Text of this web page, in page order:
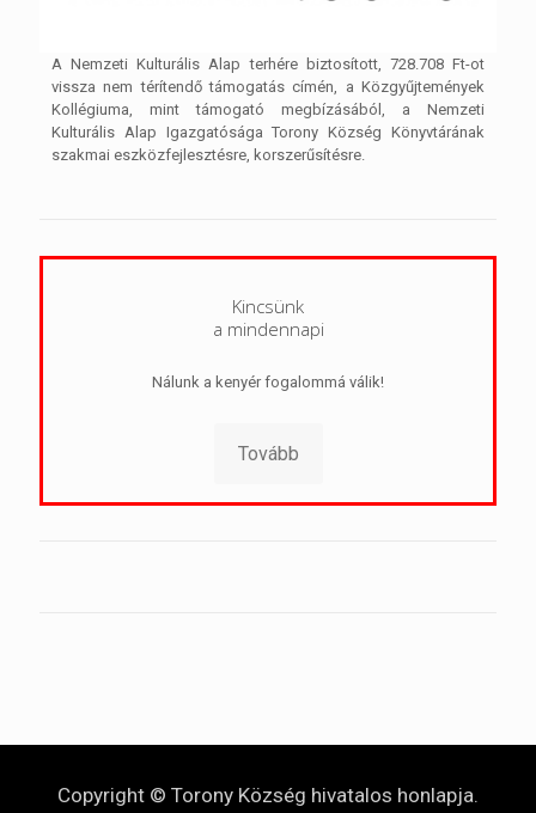
A Nemzeti Kulturális Alap terhére biztosított, 728.708 Ft-ot
vissza nem térítendő támogatás címén, a Közgyűjtemények
Kollégiuma, mint támogató megbízásából, a Nemzeti
Kulturális Alap Igazgatósága Torony Község Könyvtárának
szakmai eszközfejlesztésre, korszerűsítésre.
Kincsünk
a mindennapi
Nálunk a kenyér fogalommá válik!
Tovább
Copyright © Torony Község hivatalos honlapja.